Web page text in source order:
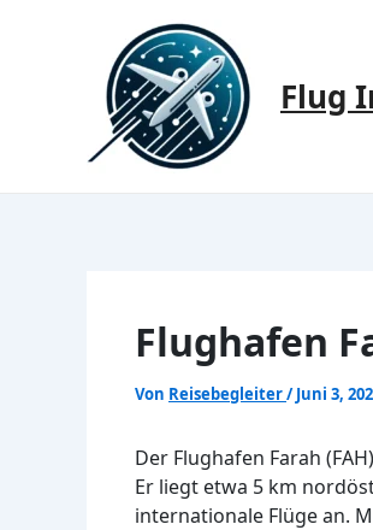
Flug
Flughafen
Von Reisebegleiter/Juni 3,
Der Flughafen Farah
Er liegt etwa 5 km
internationale Flüge an.